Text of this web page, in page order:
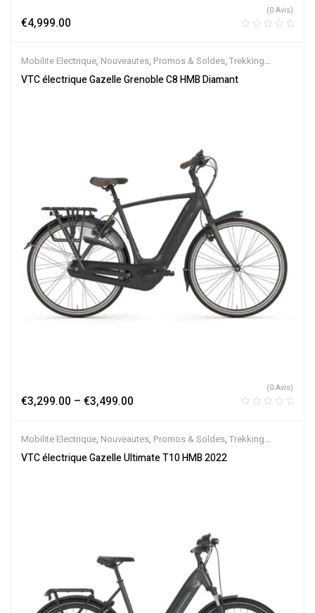
€4,999.00
(0 Avis)
Mobilite Electrique, Nouveautes, Promos & Soldes, Trekking
électrique,Vélo électrique ville,Velos Electriques,VTC Electrique
VTC électrique Gazelle Grenoble C8 HMB Diamant
€3,299.00 – €3,499.00
(0 Avis)
Mobilite Electrique, Nouveautes, Promos & Soldes, Trekking
électrique,Vélo électrique ville,Velos Electriques,VTC Electrique
VTC électrique Gazelle Ultimate T10 HMB 2022